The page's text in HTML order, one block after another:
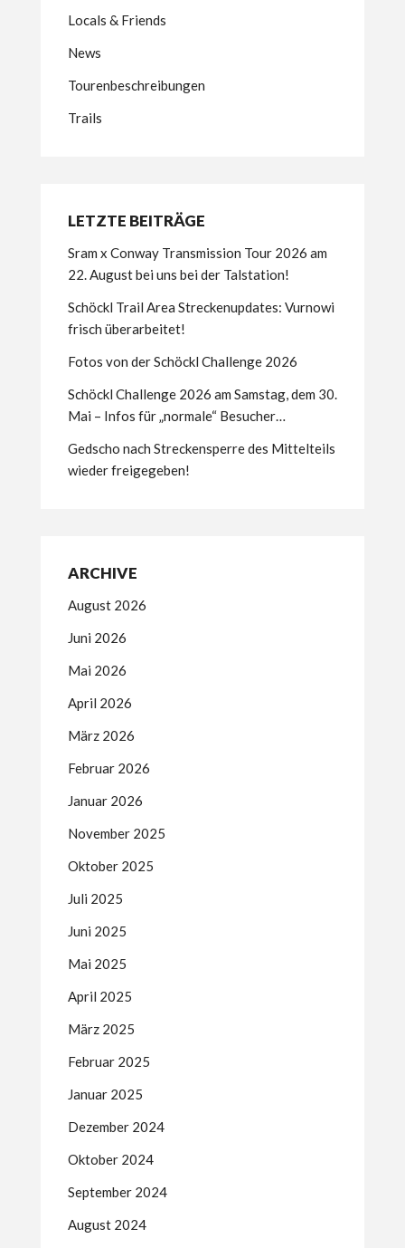
Locals & Friends
News
Tourenbeschreibungen
Trails
LETZTE BEITRÄGE
Sram x Conway Transmission Tour 2026 am
22. August bei uns bei der Talstation!
Schöckl Trail Area Streckenupdates: Vurnowi
frisch überarbeitet!
Fotos von der Schöckl Challenge 2026
Schöckl Challenge 2026 am Samstag, dem 30.
Mai – Infos für „normale“ Besucher…
Gedscho nach Streckensperre des Mittelteils
wieder freigegeben!
ARCHIVE
August 2026
Juni 2026
Mai 2026
April 2026
März 2026
Februar 2026
Januar 2026
November 2025
Oktober 2025
Juli 2025
Juni 2025
Mai 2025
April 2025
März 2025
Februar 2025
Januar 2025
Dezember 2024
Oktober 2024
September 2024
August 2024